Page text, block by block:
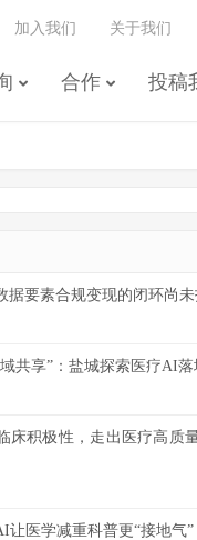
合作 投稿
加入我们 关于我们
据要素合规变现的闭环尚未
共享”：盐城探索医疗AI
床积极性，走出医疗高质
让医学减重科普更“接地气”